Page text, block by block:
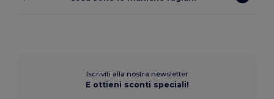
Iscriviti alla nostra newsletter
E ottieni sconti speciali!